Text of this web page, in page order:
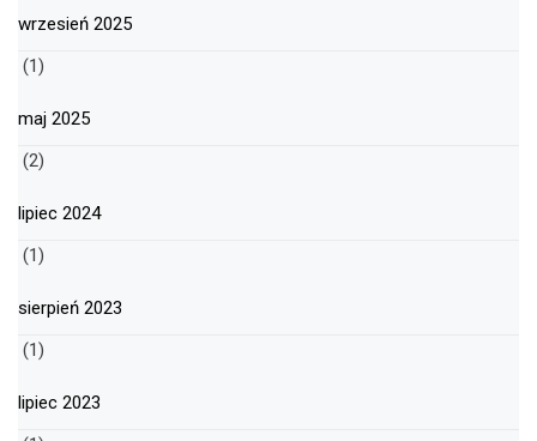
wrzesień 2025
(1)
maj 2025
(2)
lipiec 2024
(1)
sierpień 2023
(1)
lipiec 2023